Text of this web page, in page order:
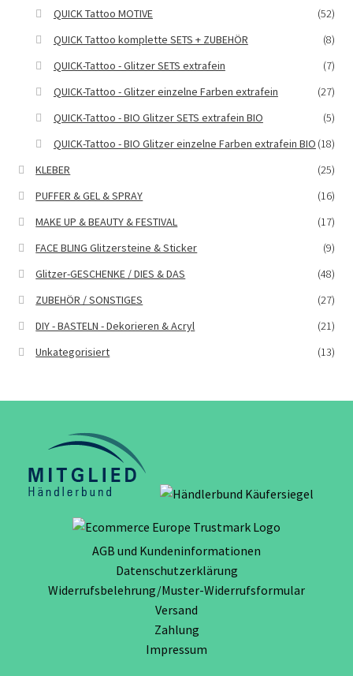
QUICK Tattoo MOTIVE
(52)
QUICK Tattoo komplette SETS + ZUBEHÖR
(8)
QUICK-Tattoo - Glitzer SETS extrafein
(7)
QUICK-Tattoo - Glitzer einzelne Farben extrafein
(27)
QUICK-Tattoo - BIO Glitzer SETS extrafein BIO
(5)
QUICK-Tattoo - BIO Glitzer einzelne Farben extrafein BIO (18)
KLEBER
(25)
PUFFER & GEL & SPRAY
(16)
MAKE UP & BEAUTY & FESTIVAL
(17)
FACE BLING Glitzersteine & Sticker
(9)
Glitzer-GESCHENKE / DIES & DAS
(48)
ZUBEHÖR / SONSTIGES
(27)
DIY - BASTELN - Dekorieren & Acryl
(21)
Unkategorisiert
(13)
AGB und Kundeninformationen
Datenschutzerklärung
Widerrufsbelehrung/Muster-Widerrufsformular
Versand
Zahlung
Impressum